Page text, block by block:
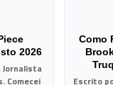
2026
Jornalista
Comecei
Como
Escrito